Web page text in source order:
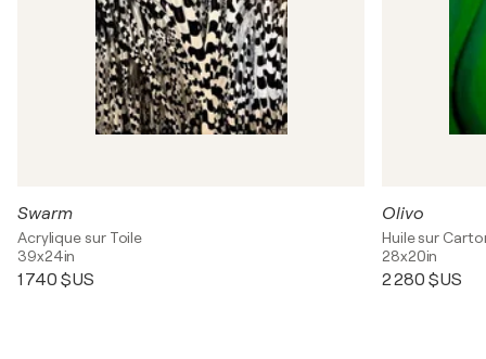
Swarm
Acrylique sur Toile
39x24in
1 740 $US
Olivo
Huile sur
28x20in
2 280 $US